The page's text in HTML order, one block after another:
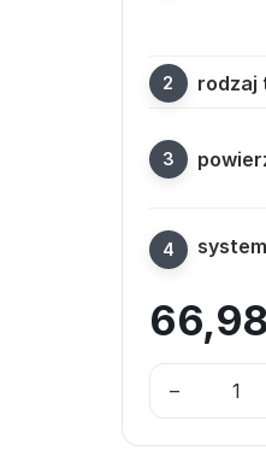
rodzaj
66,98
–